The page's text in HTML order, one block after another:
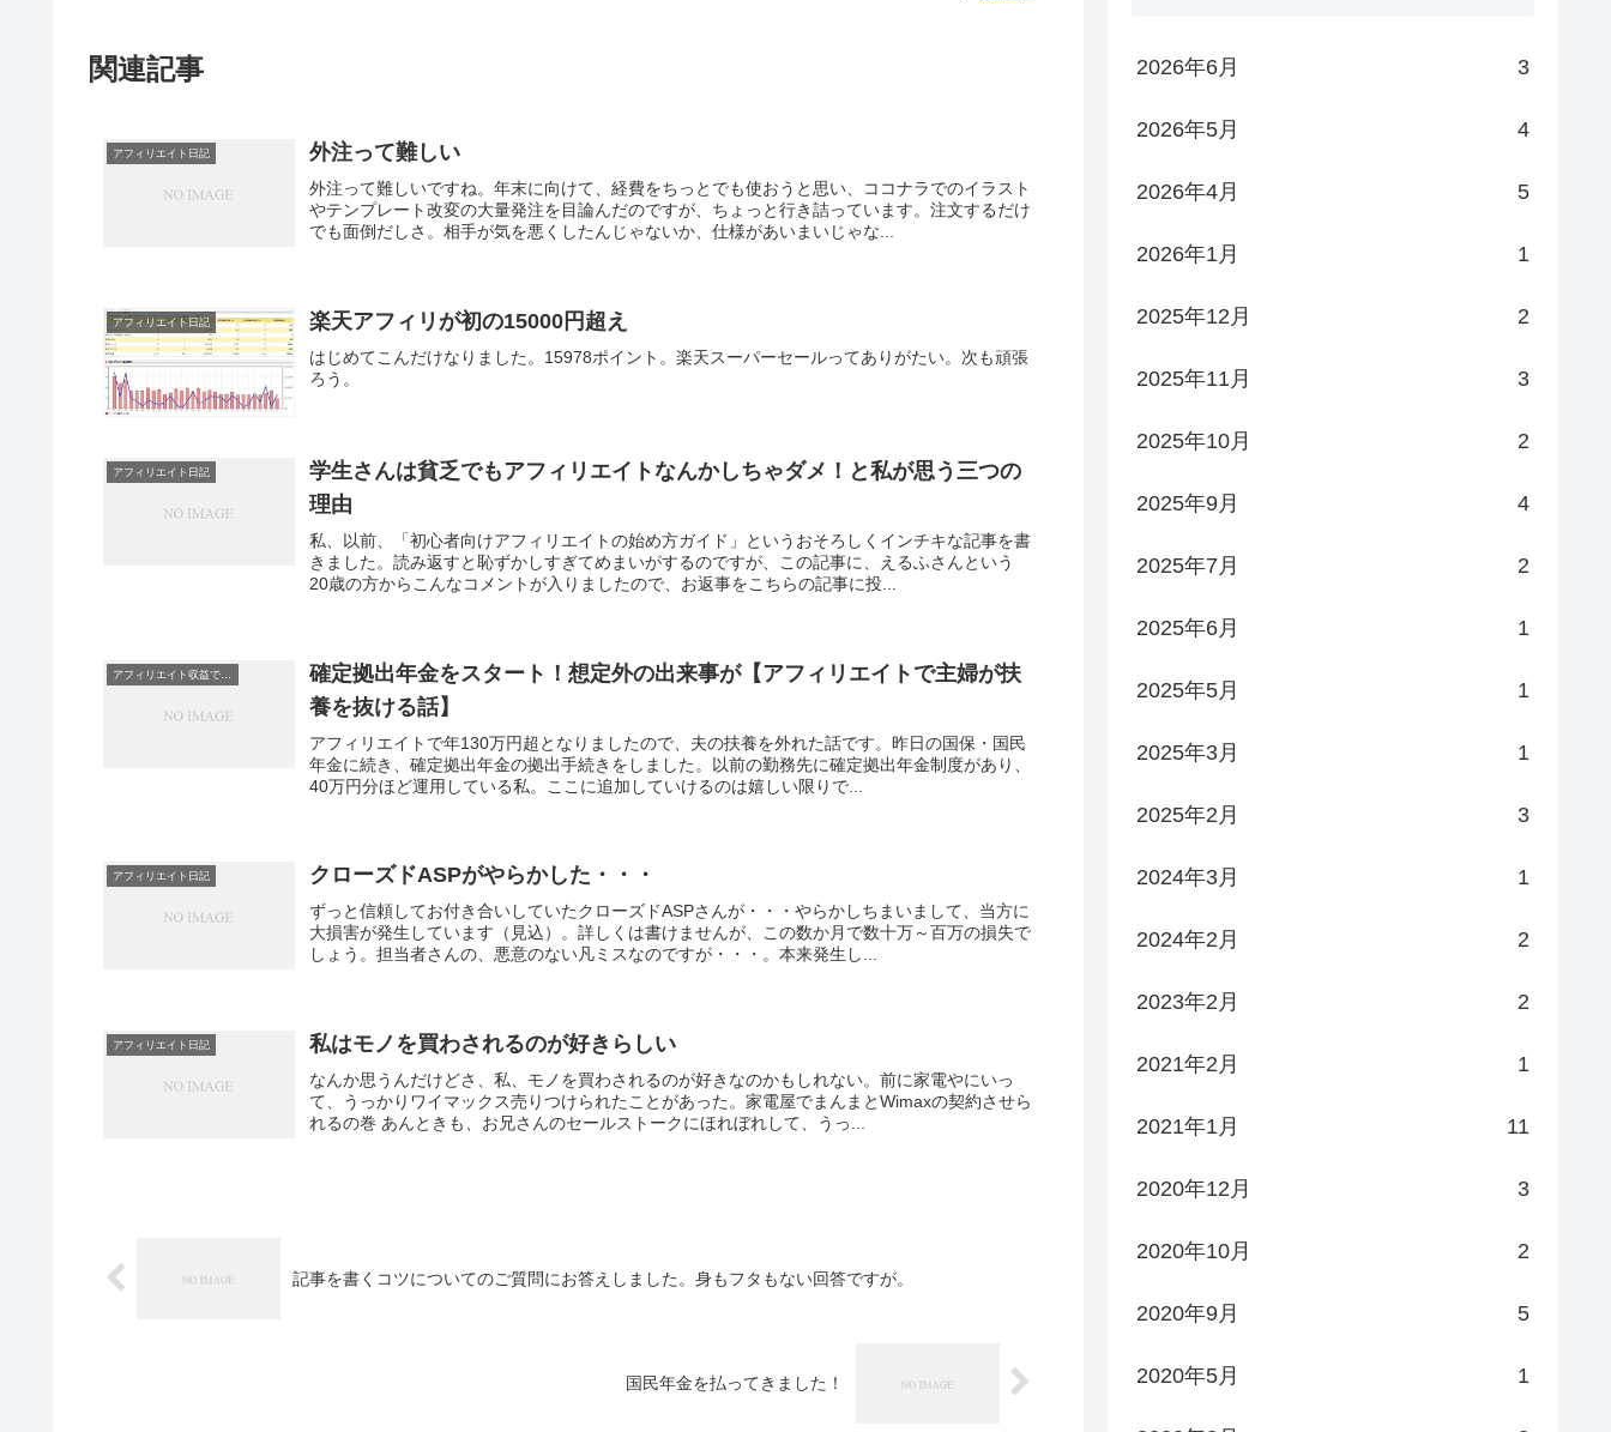
関連記事
アフィリエイト日記 外注って難しい
外注って難しいですね。年末に向けて、経費をちっとでも使おうと思い、ココナラでのイラスト
やテンプレート改変の大量発注を目論んだのですが、ちょっと行き詰っています。注文するだけ
でも面倒だしさ。相手が気を悪くしたんじゃないか、仕様があいまいじゃな...
アフィリエイト日記 楽天アフィリが初の15000円超え
はじめてこんだけなりました。15978ポイント。楽天スーパーセールってありがたい。次も頑張
ろう。
アフィリエイト日記
学生さんは貧乏でもアフィリエイトなんかしちゃダメ！と私が思う三つの
理由
私、以前、「初心者向けアフィリエイトの始め方ガイド」というおそろしくインチキな記事を書
きました。読み返すと恥ずかしすぎてめまいがするのですが、この記事に、えるふさんという
20歳の方からこんなコメントが入りましたので、お返事をこちらの記事に投...
確定拠出年金をスタート！想定外の出来事が【アフィリエイトで主婦が扶
養を抜ける話】
アフィリエイトで年130万円超となりましたので、夫の扶養を外れた話です。昨日の国保・国民
年金に続き、確定拠出年金の拠出手続きをしました。以前の勤務先に確定拠出年金制度があり、
40万円分ほど運用している私。ここに追加していけるのは嬉しい限りで...
アフィリエイト日記 クローズドASPがやらかした・・・
ずっと信頼してお付き合いしていたクローズドASPさんが・・・やらかしちまいまして、当方に
大損害が発生しています（見込）。詳しくは書けませんが、この数か月で数十万～百万の損失で
しょう。担当者さんの、悪意のない凡ミスなのですが・・・。本来発生し...
アフィリエイト日記 私はモノを買わされるのが好きらしい
なんか思うんだけどさ、私、モノを買わされるのが好きなのかもしれない。前に家電やにいっ
て、うっかりワイマックス売りつけられたことがあった。家電屋でまんまとWimaxの契約させら
れるの巻 あんときも、お兄さんのセールストークにほれぼれして、うっ...
記事を書くコツについてのご質問にお答えしました。身もフタもない回答ですが。
国民年金を払ってきました！
2026年6月 3
2026年5月 4
2026年4月 5
2026年1月 1
2025年12月 2
2025年11月 3
2025年10月 2
2025年9月 4
2025年7月 2
2025年6月 1
2025年5月 1
2025年3月 1
2025年2月 3
2024年3月 1
2024年2月 2
2023年2月 2
2021年2月 1
2021年1月 11
2020年12月 3
2020年10月 2
2020年9月 5
2020年5月 1